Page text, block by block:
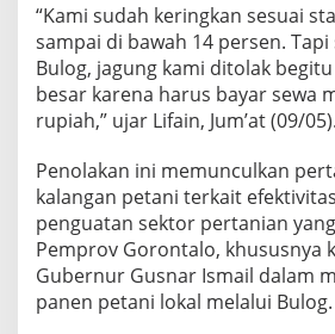
o
g
r
a
m
G
b
e
r
u
r
G
“Kami sudah keringkan sesuai
sampai di bawah 14 persen.
Bulog, jagung kami ditolak
besar karena harus bayar sewa
rupiah,” ujar Lifain, Jum’at (09/05).
Penolakan ini memunculkan
kalangan petani terkait
penguatan sektor pertanian
Pemprov Gorontalo, khususnya
Gubernur Gusnar Ismail dalam
panen petani lokal melalui Bulog.